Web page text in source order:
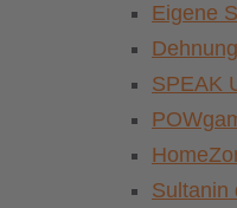
Eigene
SPEAK
Sultanin